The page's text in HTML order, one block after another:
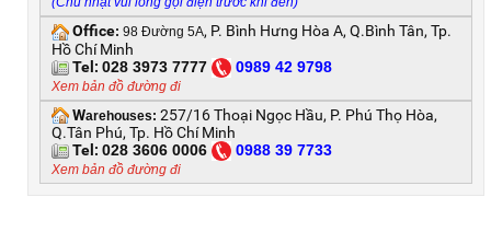
Office: 98 Đường 5A, P. Bình Hưng Hòa A, Q.Bình Tân, Tp.
Hồ Chí Minh
Tel: 028 3973 7777 0989 42 9798
Xem bản đồ đường đi
Warehouses: 257/16 Thoại Ngọc Hầu, P. Phú Thọ Hòa,
Q.Tân Phú, Tp. Hồ Chí Minh
Tel: 028 3606 0006 0988 39 7733
Xem bản đồ đường đi